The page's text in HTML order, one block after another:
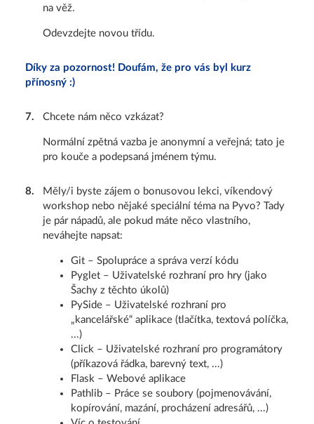
na věž.
Odevzdejte novou třídu.
Díky za pozornost! Doufám, že pro vás byl kurz
přínosný :)
7. Chcete nám něco vzkázat?
Normální zpětná vazba je anonymní a veřejná; tato je
pro kouče a podepsaná jménem týmu.
8.
Měly/i byste zájem o bonusovou lekci, víkendový
workshop nebo nějaké speciální téma na Pyvo? Tady
je pár nápadů, ale pokud máte něco vlastního,
neváhejte napsat:
Git – Spolupráce a správa verzí kódu
Pyglet – Uživatelské rozhraní pro hry (jako
Šachy z těchto úkolů)
PySide – Uživatelské rozhraní pro
„kancelářské“ aplikace (tlačítka, textová políčka,
...)
Click – Uživatelské rozhraní pro programátory
(příkazová řádka, barevný text, ...)
Flask – Webové aplikace
Pathlib – Práce se soubory (pojmenovávání,
kopírování, mazání, procházení adresářů, ...)